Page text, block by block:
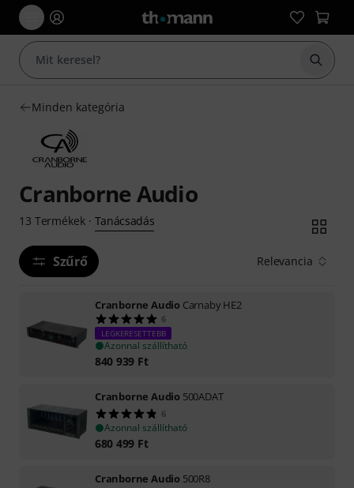
Minden kategória
Cranborne Audio
13 Termékek· Tanácsadás
Szűrő Relevancia
Cranborne Audio Carnaby HE2
6
LEGKERESETTEBB
Azonnal szállítható
840 939 Ft
Cranborne Audio 500ADAT
6
Azonnal szállítható
680 499 Ft
Cranborne Audio 500R8